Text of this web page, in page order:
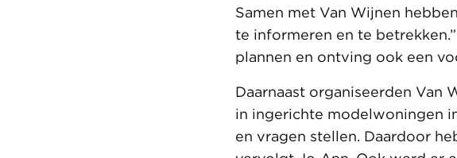
Samen met Van Wijnen
te informeren en te
plannen en ontving ook een
Daarnaast organiseerden Van
in ingerichte modelwoningen
en vragen stellen. Daardoor